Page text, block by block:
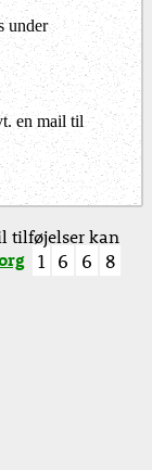
under
en mail til
tilføjelser kan
1 6 6 8